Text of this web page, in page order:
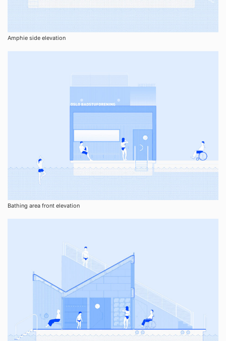
Amphie side elevation
Bathing area front elevation